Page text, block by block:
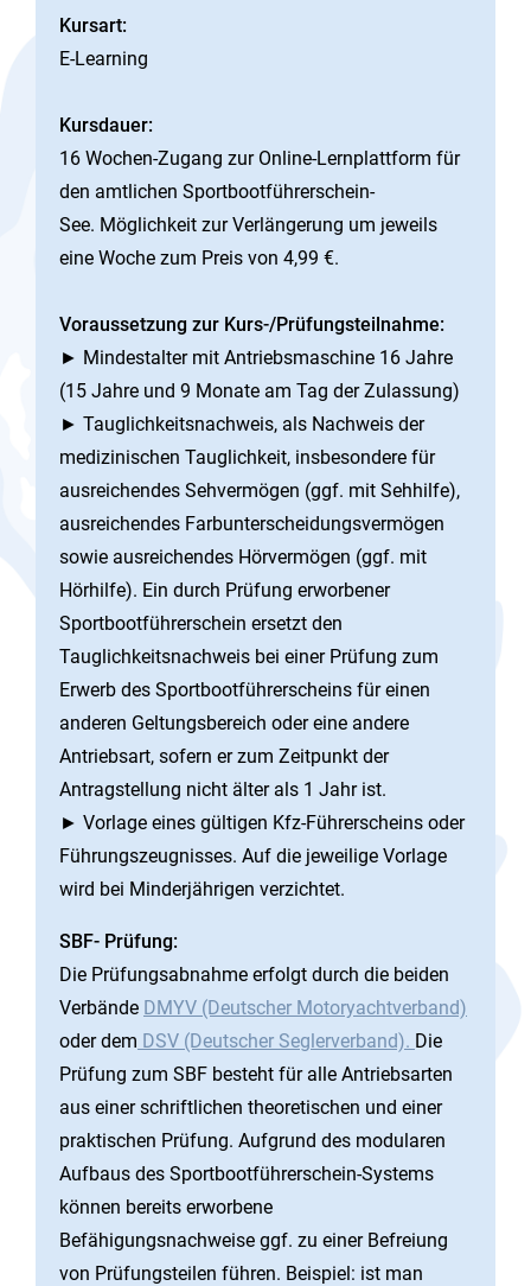
Kursart:
E-Learning
Kursdauer:
16 Wochen-Zugang zur Online-Lernplattform für
den amtlichen Sportbootführerschein-
See. Möglichkeit zur Verlängerung um jeweils
eine Woche zum Preis von 4,99 €.
Voraussetzung zur Kurs-/Prüfungsteilnahme:
► Mindestalter mit Antriebsmaschine 16 Jahre
(15 Jahre und 9 Monate am Tag der Zulassung)
► Tauglichkeitsnachweis, als Nachweis der
medizinischen Tauglichkeit, insbesondere für
ausreichendes Sehvermögen (ggf. mit Sehhilfe),
ausreichendes Farbunterscheidungsvermögen
sowie ausreichendes Hörvermögen (ggf. mit
Hörhilfe). Ein durch Prüfung erworbener
Sportbootführerschein ersetzt den
Tauglichkeitsnachweis bei einer Prüfung zum
Erwerb des Sportbootführerscheins für einen
anderen Geltungsbereich oder eine andere
Antriebsart, sofern er zum Zeitpunkt der
Antragstellung nicht älter als 1 Jahr ist.
► Vorlage eines gültigen Kfz-Führerscheins oder
Führungszeugnisses. Auf die jeweilige Vorlage
wird bei Minderjährigen verzichtet.
SBF- Prüfung:
Die Prüfungsabnahme erfolgt durch die beiden
Verbände DMYV (Deutscher Motoryachtverband)
oder dem DSV (Deutscher Seglerverband). Die
Prüfung zum SBF besteht für alle Antriebsarten
aus einer schriftlichen theoretischen und einer
praktischen Prüfung. Aufgrund des modularen
Aufbaus des Sportbootführerschein-Systems
können bereits erworbene
Befähigungsnachweise ggf. zu einer Befreiung
von Prüfungsteilen führen. Beispiel: ist man